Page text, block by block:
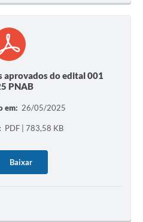
aprovados do edital 001
PNAB
em: 26/05/2025
PDF | 783,58 KB
Baixar